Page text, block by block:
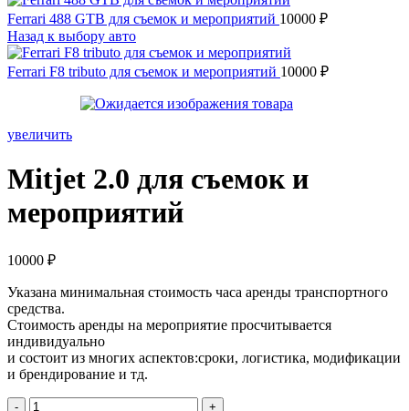
Ferrari 488 GTB для съемок и мероприятий 10000 ₽
Назад к выбору авто
Ferrari F8 tributo для съемок и мероприятий 10000 ₽
увеличить
Mitjet 2.0 для съемок и
мероприятий
10000 ₽
Указана минимальная стоимость часа аренды транспортного
средства.
Стоимость аренды на мероприятие просчитывается
индивидуально
и состоит из многих аспектов:сроки, логистика, модификации
и брендирование и тд.
Количество